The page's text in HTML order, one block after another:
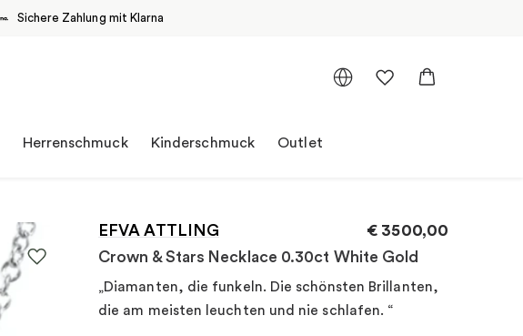
Sichere Zahlung mit Klarna
Herrenschmuck Kinderschmuck Outlet
EFVA ATTLING
Crown & Stars Necklace 0.30ct White Gold
€ 3500,00
„Diamanten, die funkeln. Die schönsten Brillanten,
die am meisten leuchten und nie schlafen. “